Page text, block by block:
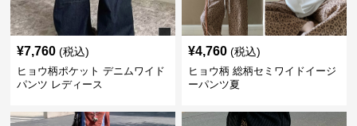
¥7,760 (税込)
ヒョウ柄ポケット デニムワイド
パンツ レディース
¥4,760 (税込)
ヒョウ柄 総柄セミワイドイージ
ーパンツ夏